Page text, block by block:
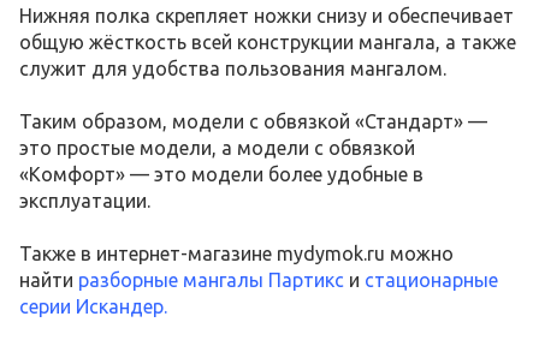
Нижняя полка скрепляет ножки снизу и обеспечивает
общую жёсткость всей конструкции мангала, а также
служит для удобства пользования мангалом.
Таким образом, модели с обвязкой «Стандарт» —
это простые модели, а модели с обвязкой
«Комфорт» — это модели более удобные в
эксплуатации.
Также в интернет-магазине mydymok.ru можно
найти разборные мангалы Партикс и стационарные
серии Искандер.